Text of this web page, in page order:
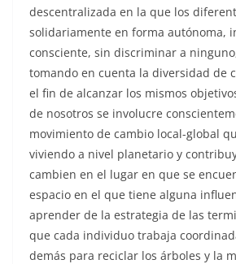
descentralizada en la que los
solidariamente en forma autónoma,
consciente, sin discriminar a
tomando en cuenta la diversidad de
el fin de alcanzar los mismos
de nosotros se involucre
movimiento de cambio local-global
viviendo a nivel planetario y
cambien en el lugar en que se
espacio en el que tiene alguna
aprender de la estrategia de las
que cada individuo trabaja
demás para reciclar los árboles y la